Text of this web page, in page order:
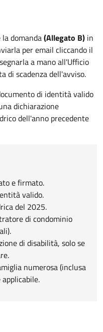
domanda(Allegato B) in
per email cliccando il
a mano all'Ufficio
di scadenza dell'avviso.
di identità valido
dichiarazione
dell'anno precedente
e firmato.
valido.
del 2025.
di condominio
di disabilità, solo se
numerosa (inclusa